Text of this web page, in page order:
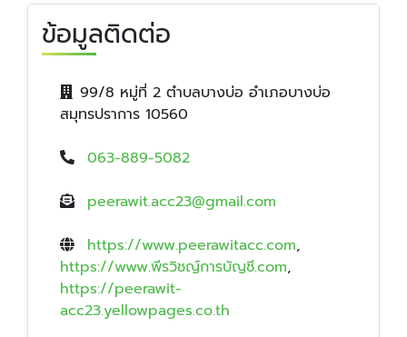
ข้อมูลติดต่อ
99/8 หมู่ที่ 2 ตำบลบางบ่อ อำเภอบางบ่อ
สมุทรปราการ 10560
063-889-5082
peerawit.acc23@gmail.com
https://www.peerawitacc.com,
https://www.พีรวิชญ์การบัญชี.com,
https://peerawit-
acc23.yellowpages.co.th